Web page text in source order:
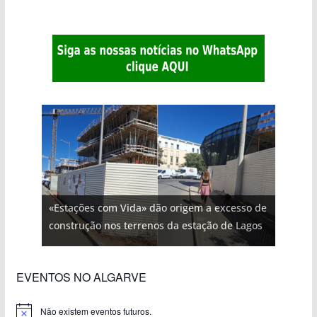
«Estações com Vida» dão origem a excesso de
construção nos terrenos da estação de Lagos
EVENTOS NO ALGARVE
Não existem eventos futuros.